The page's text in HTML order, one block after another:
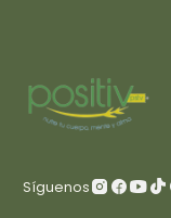
Síguenos